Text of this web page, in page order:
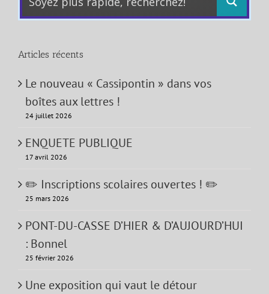
Articles récents
Le nouveau « Cassipontin » dans vos
boîtes aux lettres !
24 juillet 2026
ENQUETE PUBLIQUE
17 avril 2026
✏️ Inscriptions scolaires ouvertes ! ✏️
25 mars 2026
PONT-DU-CASSE D’HIER & D’AUJOURD’HUI
: Bonnel
25 février 2026
Une exposition qui vaut le détour